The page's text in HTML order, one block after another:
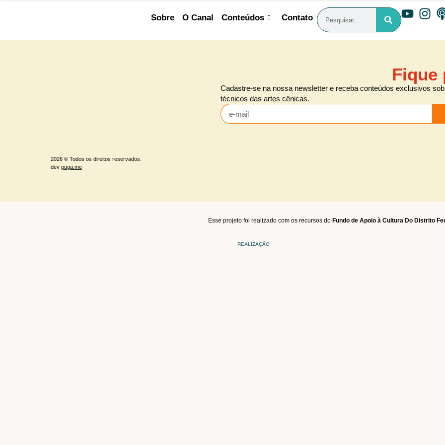
Sobre O Canal Conteúdos Contato
2026 © Todos os direitos reservados.
dev puga.me
Fique
Cadastre-se na nossa newsletter e receba conteúdos exclusivos
técnicos das artes cênicas.
Esse projeto foi realizado com os recursos do Fundo de Apoio à Cultura Do Distrito
REALIZAÇÃO